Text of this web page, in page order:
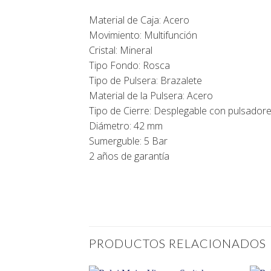
Material de Caja: Acero
Movimiento: Multifunción
Cristal: Mineral
Tipo Fondo: Rosca
Tipo de Pulsera: Brazalete
Material de la Pulsera: Acero
Tipo de Cierre: Desplegable con
Diámetro: 42 mm
Sumerguble: 5 Bar
2 años de garantía
PRODUCTOS RELACIONADOS